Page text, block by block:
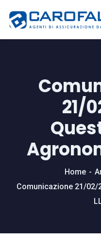
21/
Home
Comunicazione 21/02/